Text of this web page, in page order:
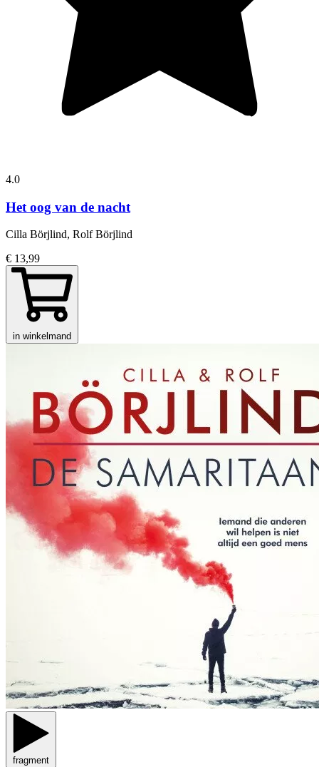
4.0
Het oog van de nacht
Cilla Börjlind, Rolf Börjlind
€ 13,99
in winkelmand
fragment